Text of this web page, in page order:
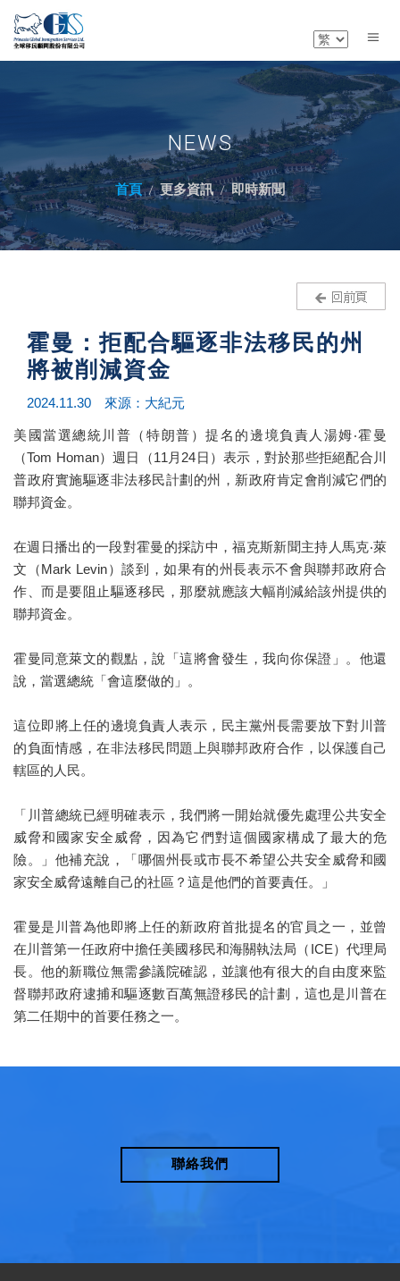
NEWS
首頁 更多資訊 即時新聞
霍曼：拒配合驅逐非法移民的州
將被削減資金
2024.11.30 來源：大紀元
美國當選總統川普（特朗普）提名的邊境負責人湯姆‧霍曼
（Tom Homan）週日（11月24日）表示，對於那些拒絕配合川
普政府實施驅逐非法移民計劃的州，新政府肯定會削減它們的
聯邦資金。
在週日播出的一段對霍曼的採訪中，福克斯新聞主持人馬克‧萊
文（Mark Levin）談到，如果有的州長表示不會與聯邦政府合
作、而是要阻止驅逐移民，那麼就應該大幅削減給該州提供的
聯邦資金。
霍曼同意萊文的觀點，說「這將會發生，我向你保證」。他還
說，當選總統「會這麼做的」。
這位即將上任的邊境負責人表示，民主黨州長需要放下對川普
的負面情感，在非法移民問題上與聯邦政府合作，以保護自己
轄區的人民。
「川普總統已經明確表示，我們將一開始就優先處理公共安全
威脅和國家安全威脅，因為它們對這個國家構成了最大的危
險。」他補充說，「哪個州長或市長不希望公共安全威脅和國
家安全威脅遠離自己的社區？這是他們的首要責任。」
霍曼是川普為他即將上任的新政府首批提名的官員之一，並曾
在川普第一任政府中擔任美國移民和海關執法局（ICE）代理局
長。他的新職位無需參議院確認，並讓他有很大的自由度來監
督聯邦政府逮捕和驅逐數百萬無證移民的計劃，這也是川普在
第二任期中的首要任務之一。
聯絡我們